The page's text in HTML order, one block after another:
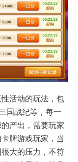
活动的玩法，包
国战纪等，每一
产出，需要玩家
牌游戏玩家，当
大的压力，不符